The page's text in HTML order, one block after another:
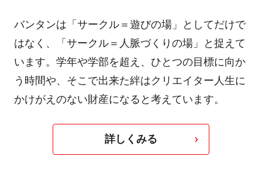
バンタンは「サークル＝遊びの場」としてだけで
はなく、「サークル＝人脈づくりの場」と捉えて
います。学年や学部を超え、ひとつの目標に向か
う時間や、そこで出来た絆はクリエイター人生に
かけがえのない財産になると考えています。
詳しくみる